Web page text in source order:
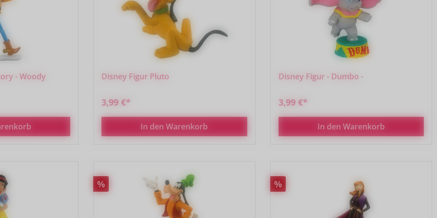
- Woody Disney Figur Pluto
3,99 €*
In den Warenkorb
Disney Figur - Dumbo -
3,99 €*
In den Warenkorb
Rabatt
% Rabatt
%